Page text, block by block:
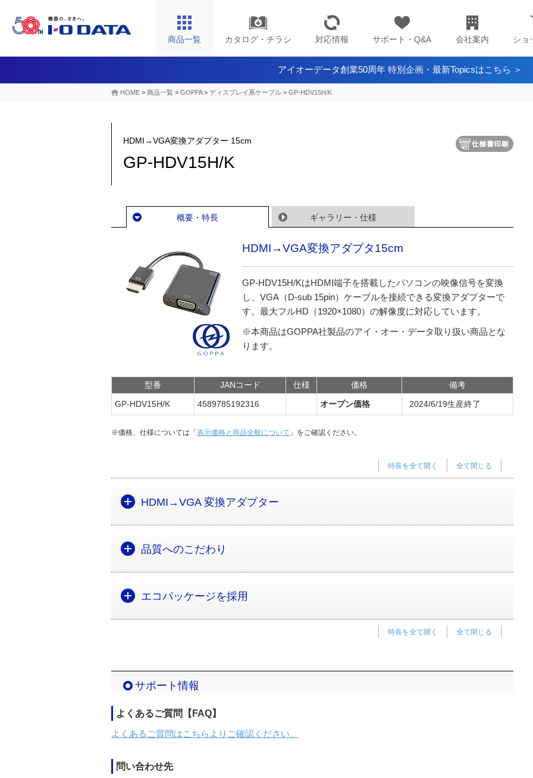
商品一覧 カタログ・チラシ 対応情報 サポート・Q&A 会社案内 ショ
アイオーデータ創業50周年 特別企画・最新Topicsはこちら ＞
HOME > 商品一覧 > GOPPA> ディスプレイ系ケーブル > GP-HDV15H/K
HDMI→VGA変換アダプター 15cm
GP-HDV15H/K
概要・特長 ギャラリー・仕様
HDMI→VGA変換アダプタ15cm
GP-HDV15H/KはHDMI端子を搭載したパソコンの映像信号を変換
し、VGA（D-sub 15pin）ケーブルを接続できる変換アダプターで
す。最大フルHD（1920×1080）の解像度に対応しています。
※本商品はGOPPA社製品のアイ・オー・データ取り扱い商品とな
ります。
型番 JANコード 仕様 価格
備考
GP-HDV15H/K
4589785192316 オープン価格 2024/6/19生産終了
※価格、仕様については「 表示価格と商品全般について 」をご確認ください。
全て閉じる
特長を全て開く
HDMI→VGA 変換アダプター
品質へのこだわり
エコパッケージを採用
全て閉じる
特長を全て開く
サポート情報
よくあるご質問【FAQ】
よくあるご質問はこちらよりご確認ください。
問い合わせ先